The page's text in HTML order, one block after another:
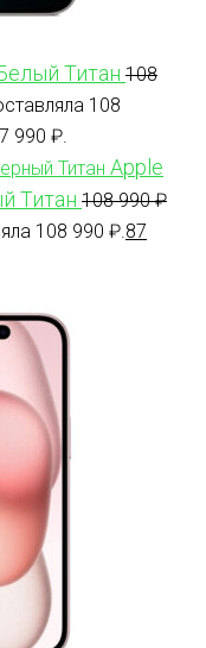
Титан 108
108
990 ₽.
Apple
Титан 108 990₽
108 990 ₽. 87